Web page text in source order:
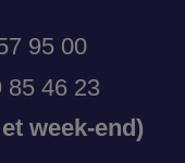
95 00
85 46 23
week-end)